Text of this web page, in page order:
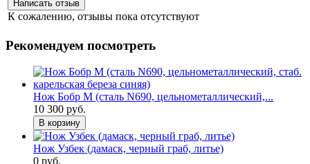
К сожалению, отзывы пока отсутствуют
Рекомендуем посмотреть
Нож Бобр М (сталь N690, цельнометаллический,...
10 300 руб.
В корзину
Нож Узбек (дамаск, черный граб, литье)
0 руб.